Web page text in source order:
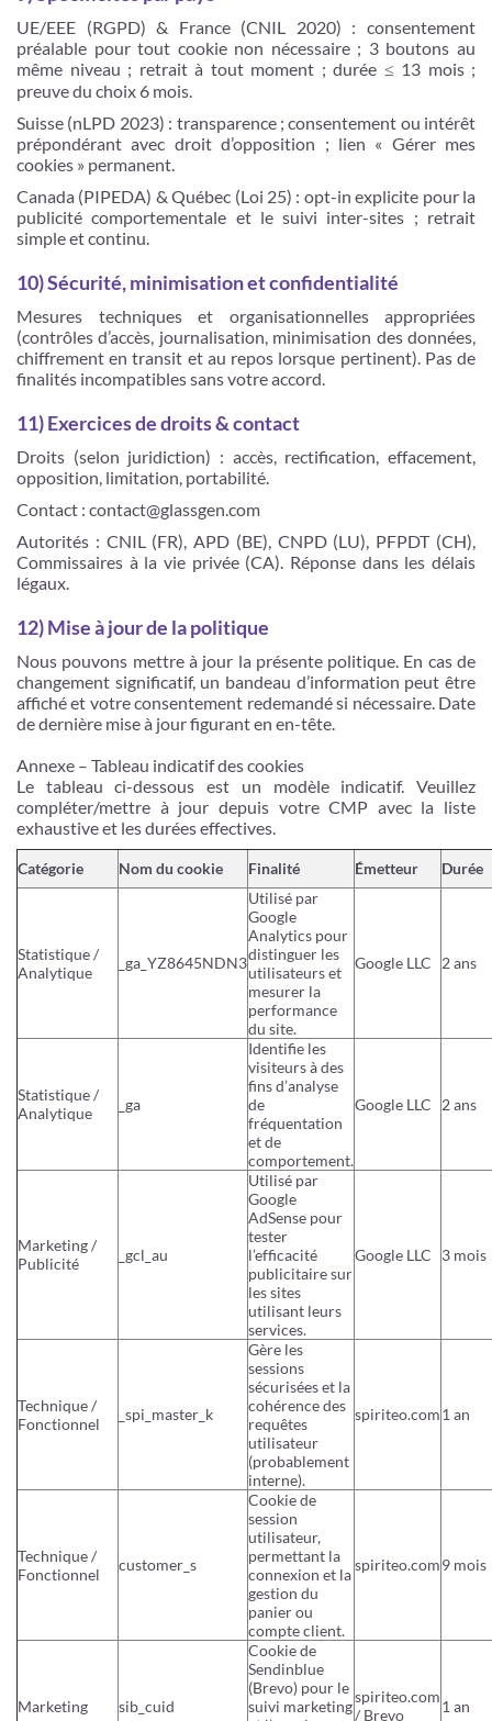
UE/EEE (RGPD) & France (CNIL 2020) : consentement
préalable pour tout cookie non nécessaire ; 3 boutons au
même niveau ; retrait à tout moment ; durée ≤ 13 mois ;
preuve du choix 6 mois.
Suisse (nLPD 2023) : transparence ; consentement ou intérêt
prépondérant avec droit d’opposition ; lien « Gérer mes
cookies » permanent.
Canada (PIPEDA) & Québec (Loi 25) : opt-in explicite pour la
publicité comportementale et le suivi inter-sites ; retrait
simple et continu.
10) Sécurité, minimisation et confidentialité
Mesures techniques et organisationnelles appropriées
(contrôles d’accès, journalisation, minimisation des données,
chiffrement en transit et au repos lorsque pertinent). Pas de
finalités incompatibles sans votre accord.
11) Exercices de droits & contact
Droits (selon juridiction) : accès, rectification, effacement,
opposition, limitation, portabilité.
Contact : contact@glassgen.com
Autorités : CNIL (FR), APD (BE), CNPD (LU), PFPDT (CH),
Commissaires à la vie privée (CA). Réponse dans les délais
légaux.
12) Mise à jour de la politique
Nous pouvons mettre à jour la présente politique. En cas de
changement significatif, un bandeau d’information peut être
affiché et votre consentement redemandé si nécessaire. Date
de dernière mise à jour figurant en en-tête.
Annexe – Tableau indicatif des cookies
Le tableau ci-dessous est un modèle indicatif. Veuillez
compléter/mettre à jour depuis votre CMP avec la liste
exhaustive et les durées effectives.
Catégorie Nom du cookie Finalité Émetteur Durée
Statistique /
Analytique
_ga_YZ8645NDN3
Utilisé par
Google
Analytics pour
distinguer les
utilisateurs et
mesurer la
performance
du site.
Google LLC 2 ans
Statistique /
Analytique
_ga
Identifie les
visiteurs à des
fins d’analyse
de
fréquentation
et de
comportement.
Google LLC 2 ans
Marketing /
Publicité
_gcl_au
Utilisé par
Google
AdSense pour
tester
l’efficacité
publicitaire sur
les sites
utilisant leurs
services.
Google LLC 3 mois
Technique /
Fonctionnel
_spi_master_k
Gère les
sessions
sécurisées et la
cohérence des
requêtes
utilisateur
(probablement
interne).
spiriteo.com1 an
Technique /
Fonctionnel
customer_s
Cookie de
session
utilisateur,
permettant la
connexion et la
gestion du
panier ou
compte client.
spiriteo.com9 mois
Marketing sib_cuid
Cookie de
Sendinblue
(Brevo) pour le
suivi marketing
spiriteo.com
/ Brevo
1 an